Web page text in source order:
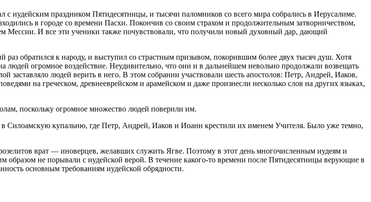
иудейским праздником Пятидесятницы, и тысячи паломников со всего мира собрались в Иерусалиме.
в городе со времени Пасхи. Покончив со своим страхом и продолжительным затворничеством,
Мессии. И все эти ученики также почувствовали, что получили новый духовный дар, дающий
раз обратился к народу, и выступил со страстным призывом, покорившим более двух тысяч душ. Хотя
огромное воздействие. Неудивительно, что они и в дальнейшем невольно продолжали возвещать
заставляло людей верить в него. В этом собрании участвовали шесть апостолов: Петр, Андрей, Иаков,
на греческом, древнееврейском и арамейском и даже произнесли несколько слов на других языках,
поскольку огромное множество людей поверили им.
Силоамскую купальню, где Петр, Андрей, Иаков и Иоанн крестили их именем Учителя. Было уже темно,
врат — иноверцев, желавших служить Ягве. Поэтому в этот день многочисленным иудеям и
не порывали с иудейской верой. В течение какого-то времени после Пятидесятницы верующие в
основным требованиям иудейской обрядности.